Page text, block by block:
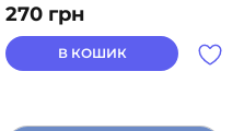
270 грн
В КОШИК